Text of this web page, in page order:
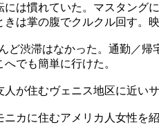
には慣れていた。マスタング
きは掌の腹でクルクル回す。
ど渋滞はなかった。通勤／
でも簡単に行けた。
人が住むヴェニス地区に近い
ニカに住むアメリカ人女性を